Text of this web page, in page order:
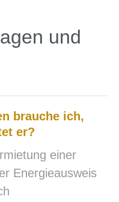
und
brauche ich,
er?
einer
Energieausweis